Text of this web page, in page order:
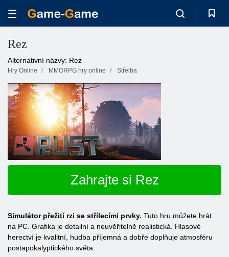
Rez
Alternativní názvy: Rez
Hry Online MMORPG hry online Střelba
Zahrajte si Rez
Simulátor přežití rzi se střílecími prvky. Tuto hru můžete hrát
na PC. Grafika je detailní a neuvěřitelně realistická. Hlasové
herectví je kvalitní, hudba příjemná a dobře doplňuje atmosféru
postapokalyptického světa.